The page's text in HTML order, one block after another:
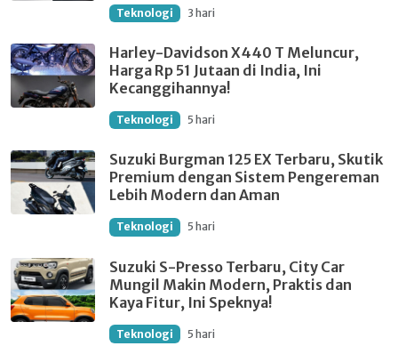
Teknologi 3 hari
Harley-Davidson X440 T Meluncur,
Harga Rp 51 Jutaan di India, Ini
Kecanggihannya!
Teknologi 5 hari
Suzuki Burgman 125 EX Terbaru, Skutik
Premium dengan Sistem Pengereman
Lebih Modern dan Aman
Teknologi 5 hari
Suzuki S-Presso Terbaru, City Car
Mungil Makin Modern, Praktis dan
Kaya Fitur, Ini Speknya!
Teknologi 5 hari